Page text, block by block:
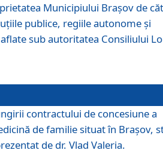
Municipiului Brașov de
publice, regiile autonome și
sub autoritatea Consiliului
contractului de concesiune a
de familie situat în Braşov,
de dr. Vlad Valeria.